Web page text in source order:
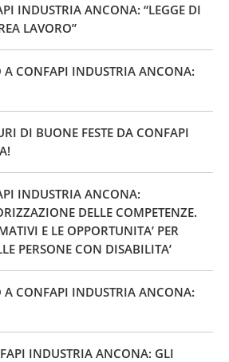
INDUSTRIA ANCONA: “LEGGE DI
LAVORO”
A CONFAPI INDUSTRIA ANCONA:
DI BUONE FESTE DA CONFAPI
INDUSTRIA ANCONA:
DELLE COMPETENZE.
E LE OPPORTUNITA’ PER
PERSONE CON DISABILITA’
A CONFAPI INDUSTRIA ANCONA:
INDUSTRIA ANCONA: GLI